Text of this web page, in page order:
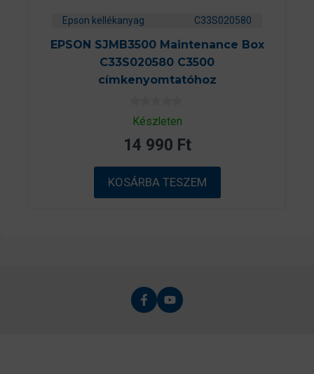
Epson kellékanyag C33S020580
EPSON SJMB3500 Maintenance Box
C33S020580 C3500
címkenyomtatóhoz
0
a
5
b
ő
l
Készleten
14 990 Ft
KOSÁRBA TESZEM